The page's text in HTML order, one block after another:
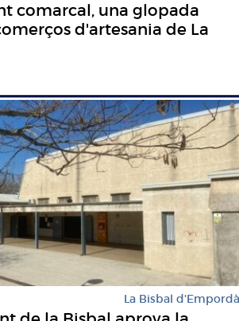
comarcal, una glopada
d'artesania de La
La Bisbal d'Empordà